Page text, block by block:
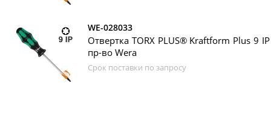
WE-028033
Отвертка TORX PLUS® Kraftform Plus 9
пр-во Wera
Срок поставки по запросу